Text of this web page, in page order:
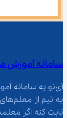
سامانه آموزش
آی‌نو یه
یه
ثابت کنه اگر